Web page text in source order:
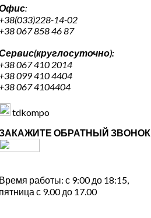
:
14-02
067 858 46 87
067 410 2014
099 410 4404
067 4104404
tdkompo
ОБРАТНЫЙ ЗВОНОК
работы: с 9:00 до 18:15,
с 9.00 до 17.00